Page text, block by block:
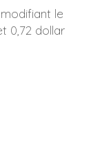
le
0,72 dollar